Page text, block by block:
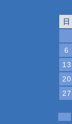
日
6
13
20
27